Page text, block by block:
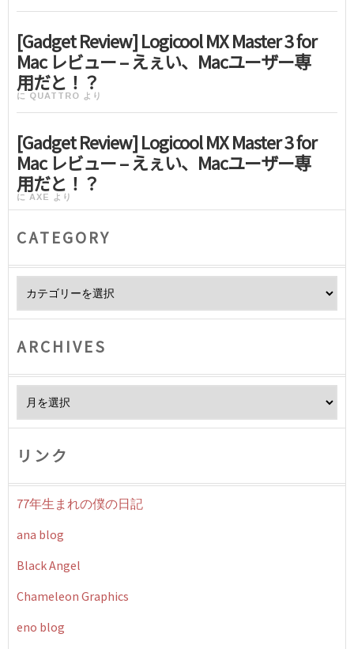
[Gadget Review] Logicool MX Master 3 for
Mac レビュー – えぇい、Macユーザー専
用だと！？
に QUATTRO より
[Gadget Review] Logicool MX Master 3 for
Mac レビュー – えぇい、Macユーザー専
用だと！？
に AXE より
CATEGORY
ARCHIVES
リンク
77年生まれの僕の日記
ana blog
Black Angel
Chameleon Graphics
eno blog